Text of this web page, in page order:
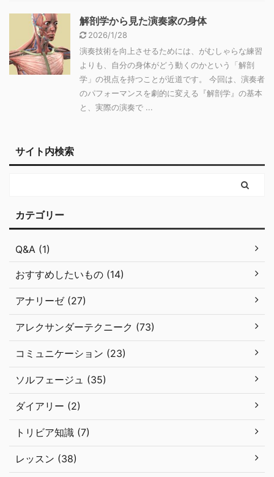
解剖学から見た演奏家の身体
2026/1/28
演奏技術を向上させるためには、がむしゃらな練習
よりも、自分の身体がどう動くのかという「解剖
学」の視点を持つことが近道です。 今回は、演奏者
のパフォーマンスを劇的に変える『解剖学』の基本
と、実際の演奏で ...
サイト内検索
カテゴリー
Q&A (1)
おすすめしたいもの (14)
アナリーゼ (27)
アレクサンダーテクニーク (73)
コミュニケーション (23)
ソルフェージュ (35)
ダイアリー (2)
トリビア知識 (7)
レッスン (38)